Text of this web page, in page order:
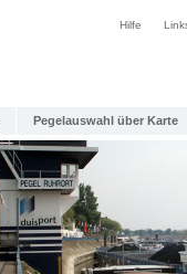
Hilfe
Pegelauswahl über Karte